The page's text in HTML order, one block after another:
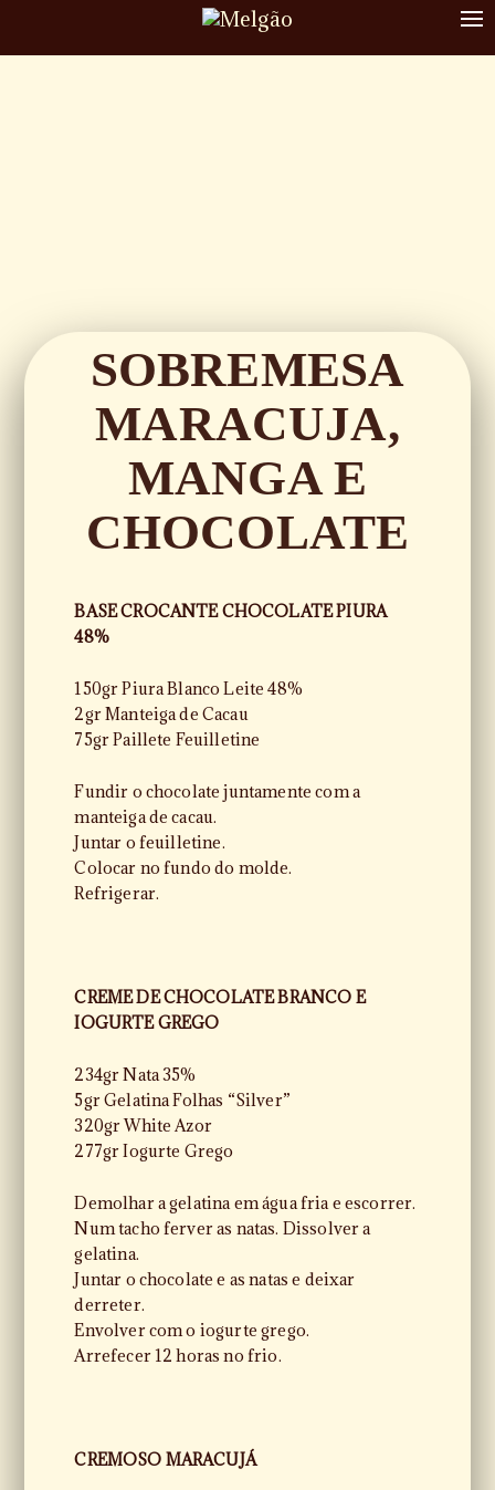
SOBREMESA
MARACUJA,
MANGA E
CHOCOLATE
BASE CROCANTE CHOCOLATE PIURA
48%
150gr Piura Blanco Leite 48%
2gr Manteiga de Cacau
75gr Paillete Feuilletine
Fundir o chocolate juntamente com a
manteiga de cacau.
Juntar o feuilletine.
Colocar no fundo do molde.
Refrigerar.
CREME DE CHOCOLATE BRANCO E
IOGURTE GREGO
234gr Nata 35%
5gr Gelatina Folhas “Silver”
320gr White Azor
277gr Iogurte Grego
Demolhar a gelatina em água fria e escorrer.
Num tacho ferver as natas. Dissolver a
gelatina.
Juntar o chocolate e as natas e deixar
derreter.
Envolver com o iogurte grego.
Arrefecer 12 horas no frio.
CREMOSO MARACUJÁ